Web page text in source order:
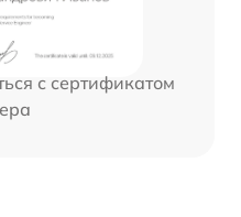
с сертификатом